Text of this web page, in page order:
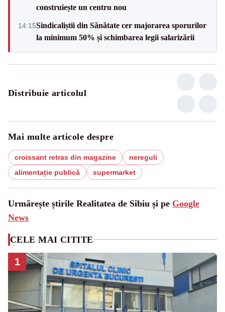
construiește un centru nou
14:15Sindicaliștii din Sănătate cer majorarea sporurilor
la minimum 50% și schimbarea legii salarizării
Distribuie articolul
Mai multe articole despre
croissant retras din magazine
nereguli
alimentație publică
supermarket
Urmărește știrile Realitatea de Sibiu și pe Google
News
CELE MAI CITITE
1